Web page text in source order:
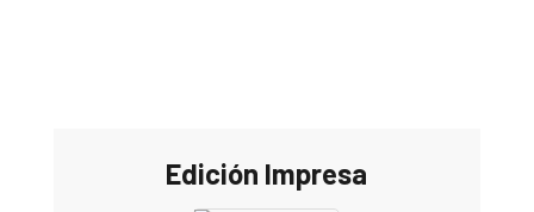
Edición Impresa